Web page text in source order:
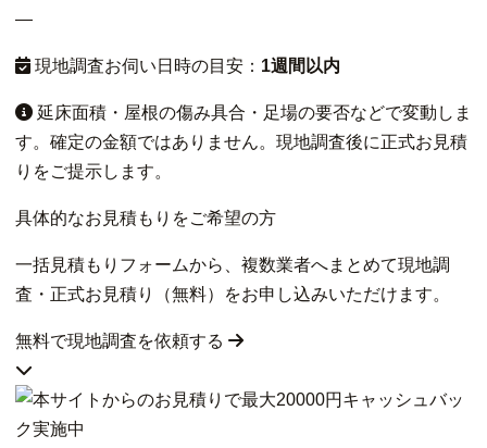
—
現地調査お伺い日時の目安： 1週間以内
延床面積・屋根の傷み具合・足場の要否などで変動しま
す。確定の金額ではありません。現地調査後に正式お見積
りをご提示します。
具体的なお見積もりをご希望の方
一括見積もりフォームから、複数業者へまとめて現地調
査・正式お見積り（無料）をお申し込みいただけます。
無料で現地調査を依頼する